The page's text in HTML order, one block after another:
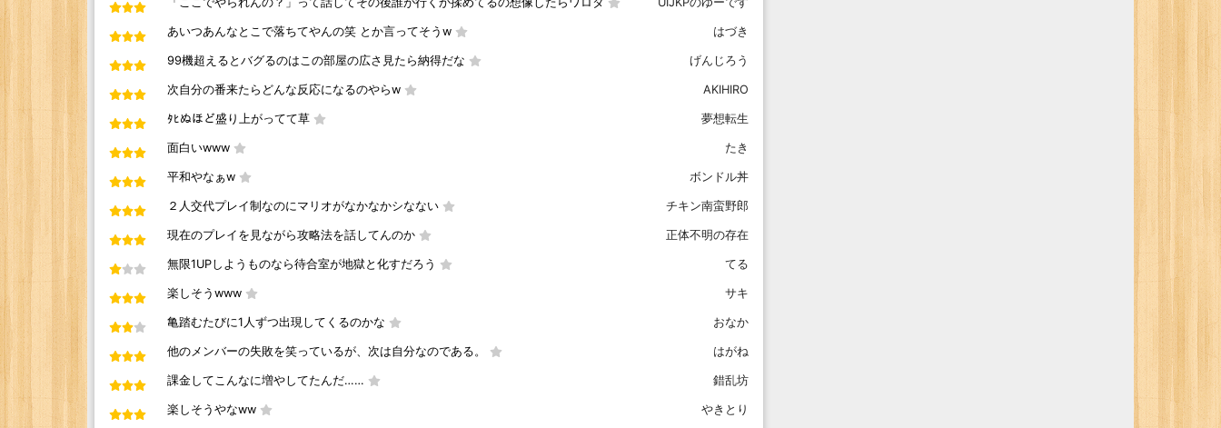
あいつあんなとこで落ちてやんの笑 とか言ってそうw はづき
99機超えるとバグるのはこの部屋の広さ見たら納得だな げんじろう
次自分の番来たらどんな反応になるのやらw AKIHIRO
ﾀﾋぬほど盛り上がってて草 夢想転生
面白いwww たき
平和やなぁw ボンドル丼
２人交代プレイ制なのにマリオがなかなかシなない チキン南蛮野郎
現在のプレイを見ながら攻略法を話してんのか 正体不明の存在
無限1UPしようものなら待合室が地獄と化すだろう てる
楽しそうwww サキ
亀踏むたびに1人ずつ出現してくるのかな おなか
他のメンバーの失敗を笑っているが、次は自分なのである。 はがね
課金してこんなに増やしてたんだ…… 錯乱坊
楽しそうやなww やきとり